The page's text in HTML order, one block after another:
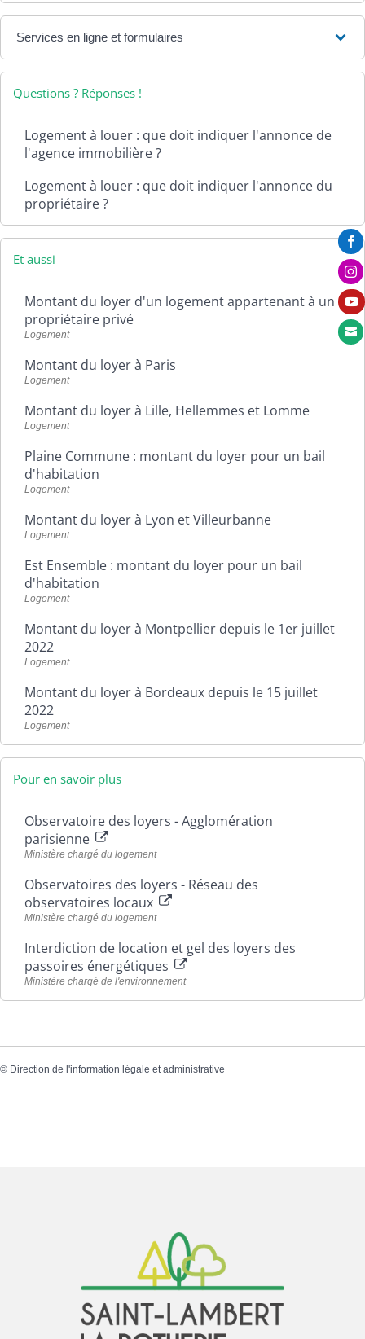




Services en ligne et formulaires
Questions ? Réponses !
Logement à louer : que doit indiquer l'annonce de
l'agence immobilière ?
Logement à louer : que doit indiquer l'annonce du
propriétaire ?
Et aussi
Montant du loyer d'un logement appartenant à un
propriétaire privé
Logement
Montant du loyer à Paris
Logement
Montant du loyer à Lille, Hellemmes et Lomme
Logement
Plaine Commune : montant du loyer pour un bail
d'habitation
Logement
Montant du loyer à Lyon et Villeurbanne
Logement
Est Ensemble : montant du loyer pour un bail
d'habitation
Logement
Montant du loyer à Montpellier depuis le 1er juillet
2022
Logement
Montant du loyer à Bordeaux depuis le 15 juillet
2022
Logement
Pour en savoir plus
Observatoire des loyers - Agglomération
parisienne
Ministère chargé du logement
Observatoires des loyers - Réseau des
observatoires locaux
Ministère chargé du logement
Interdiction de location et gel des loyers des
passoires énergétiques
Ministère chargé de l'environnement
© Direction de l'information légale et administrative